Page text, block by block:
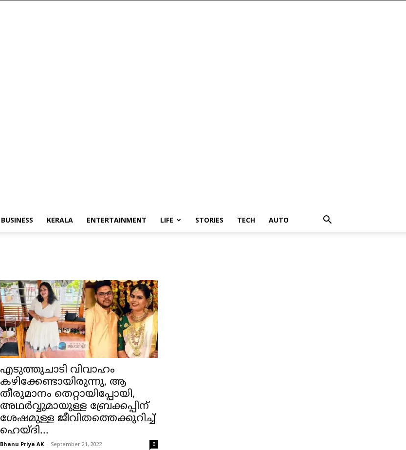
BUSINESS KERALA ENTERTAINMENT LIFE STORIES TECH AUTO
എടുത്തുചാടി വിവാഹം
കഴിക്കേണ്ടായിരുന്നു, ആ
തീരുമാനം തെറ്റായിപ്പോയി,
അഥര്‍വ്വുമായുള്ള ബ്രേക്കപ്പിന്
ശേഷമുള്ള ജീവിതത്തെക്കുറിച്ച്
ഹെയ്ദി...
Bhanu Priya AK - September 21, 2022 0